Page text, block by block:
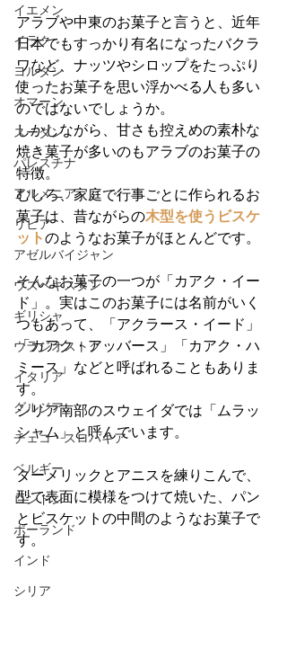
イエメン
イラク
ヨルダン
オマーン
スーダン
パレスチナ
アルメニア
リビア
アゼルバイジャン
ウズベキスタン
ギリシャ
ウラジオストク
イタリア
グルジア
チェコ・スロバキア
ベルギー
ロンドン
ポーランド
インド
シリア
アラブや中東のお菓子と言うと、近年
日本でもすっかり有名になったバクラ
ワなど、ナッツやシロップをたっぷり
使ったお菓子を思い浮かべる人も多い
のではないでしょうか。
しかしながら、甘さも控えめの素朴な
焼き菓子が多いのもアラブのお菓子の
特徴。
むしろ、家庭で行事ごとに作られるお
菓子は、昔ながらの木型を使うビスケ
ットのようなお菓子がほとんどです。
そんなお菓子の一つが「カアク・イー
ド」。実はこのお菓子には名前がいく
つもあって、「アクラース・イード」
「カアク・アッバース」「カアク・ハ
ミース」などと呼ばれることもありま
す。
シリア南部のスウェイダでは「ムラッ
シャム」と呼んでいます。
ターメリックとアニスを練りこんで、
型で表面に模様をつけて焼いた、 パン
とビスケットの中間のようなお菓子で
す。